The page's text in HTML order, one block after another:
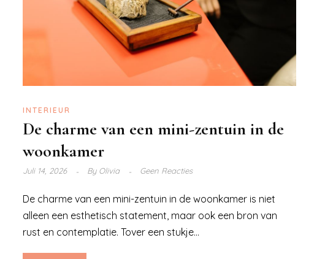
INTERIEUR
De charme van een mini-zentuin in de
woonkamer
Juli 14, 2026 ByOlivia Geen Reacties
De charme van een mini-zentuin in de woonkamer is niet
alleen een esthetisch statement, maar ook een bron van
rust en contemplatie. Tover een stukje...